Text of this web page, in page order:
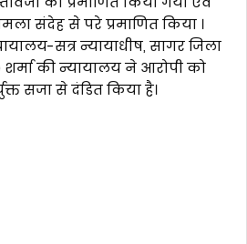
संदेह से परे प्रमाणित किया ।
सत्र न्यायाधीष, सागर जिला
की न्यायालय ने आरोपी को
सजा से दंडित किया है।